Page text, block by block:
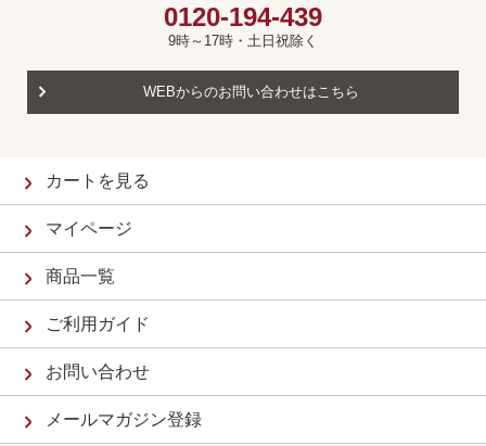
0120-194-439
9時～17時・土日祝除く
WEBからのお問い合わせはこちら
カートを見る
マイページ
商品一覧
ご利用ガイド
お問い合わせ
メールマガジン登録